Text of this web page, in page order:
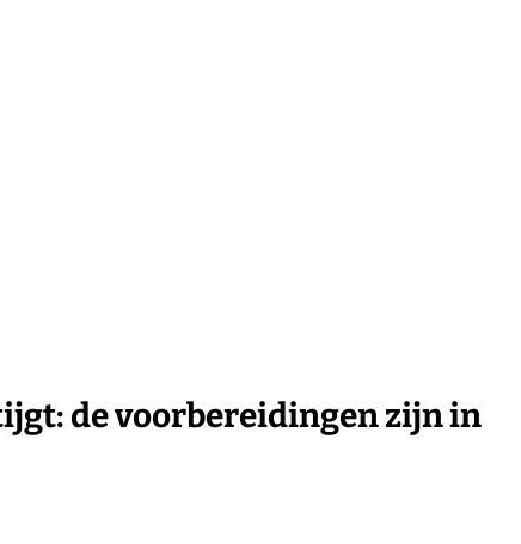
de voorbereidingen zijn in